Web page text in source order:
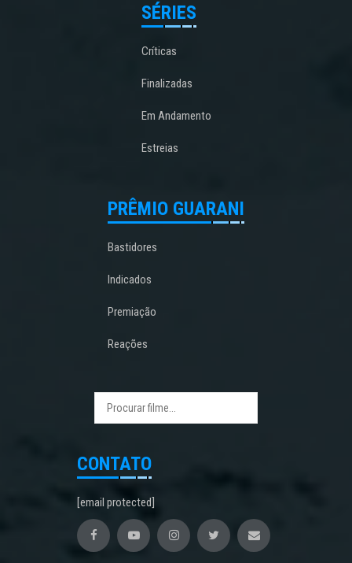
SÉRIES
Críticas
Finalizadas
Em Andamento
Estreias
PRÊMIO GUARANI
Bastidores
Indicados
Premiação
Reações
CONTATO
[email protected]